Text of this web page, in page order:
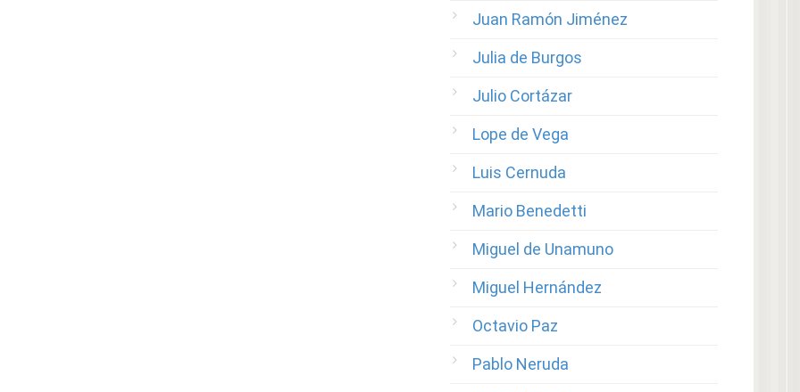
Juan Ramón Jiménez
Julia de Burgos
Julio Cortázar
Lope de Vega
Luis Cernuda
Mario Benedetti
Miguel de Unamuno
Miguel Hernández
Octavio Paz
Pablo Neruda